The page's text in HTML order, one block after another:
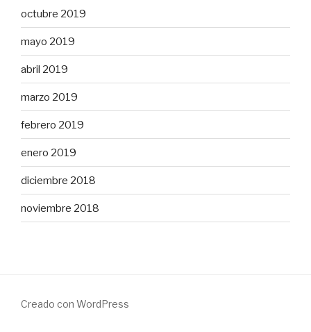
octubre 2019
mayo 2019
abril 2019
marzo 2019
febrero 2019
enero 2019
diciembre 2018
noviembre 2018
Creado con WordPress